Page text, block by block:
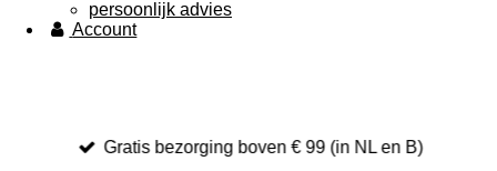
persoonlijk advies
Account
Gratis bezorging boven € 99 (in NL en B)